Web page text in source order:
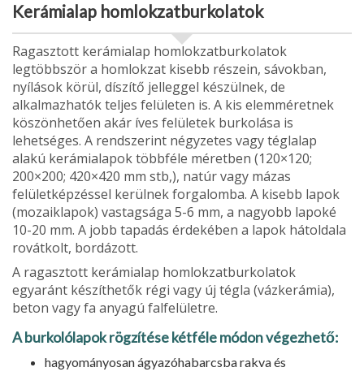
Kerámialap homlokzatburkolatok
Ragasztott kerámialap homlokzatburkolatok
legtöbbször a homlokzat kisebb részein, sávokban,
nyílások körül, díszí­tő jelleggel készülnek, de
alkalmazhatók teljes felületen is. A kis elemméretnek
köszönhetően akár íves felületek bur­kolása is
lehetséges. A rendszerint négyzetes vagy téglalap
alakú kerámialapok többféle méretben (120×120;
200×200; 420×420 mm stb,), natúr vagy mázas
felületképzéssel kerül­nek forgalomba. A kisebb lapok
(mozaiklapok) vastagsága 5-6 mm, a nagyobb lapoké
10-20 mm. A jobb tapadás érde­kében a lapok hátoldala
rovátkolt, bordázott.
A ragasztott kerámialap homlokzatburkolatok
egyaránt készíthetők régi vagy új tégla (vázkerámia),
beton vagy fa anyagú falfelületre.
A burkolólapok rögzítése kétféle módon végezhető:
hagyományosan ágyazóhabarcsba rakva és